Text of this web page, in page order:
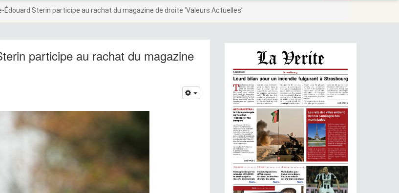
Édouard Sterin participe au rachat du magazine de droite ‘Valeurs Actuelles’
participe au rachat du magazine